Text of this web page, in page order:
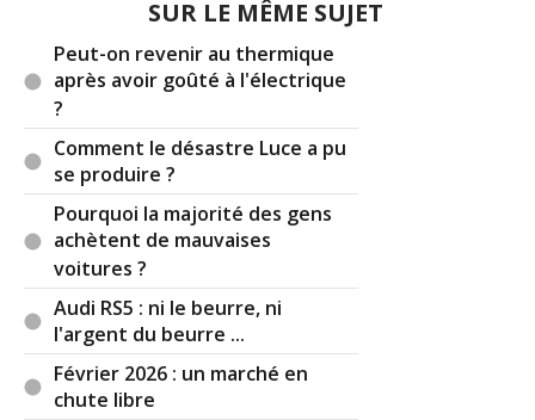
poumons , avec une fiscalité abusive qui a
découragé les acheteurs .
Ce système malus/ bonus démontre la faculté de l
état d engranger de l argent quoiqu'il arrive .
Paraît que les très riches arrivent à contourner
cette taxe très légalement . Toujours Nicolas (
surnom du français qui casque à tous les rateliers
) qui se fait avoir....
Réagir à ce commentaire
(Votre post sera visible sous le commentaire)
SUR LE MÊME SUJET
Peut-on revenir au thermique
après avoir goûté à l'électrique
?
Comment le désastre Luce a pu
se produire ?
Pourquoi la majorité des gens
achètent de mauvaises
voitures ?
Audi RS5 : ni le beurre, ni
l'argent du beurre ...
Février 2026 : un marché en
chute libre